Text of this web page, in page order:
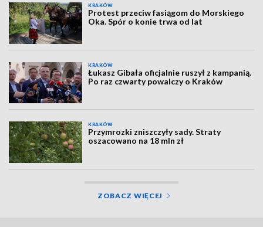
KRAKÓW
Protest przeciw fasiągom do Morskiego
Oka. Spór o konie trwa od lat
KRAKÓW
Łukasz Gibała oficjalnie ruszył z kampanią.
Po raz czwarty powalczy o Kraków
KRAKÓW
Przymrozki zniszczyły sady. Straty
oszacowano na 18 mln zł
ZOBACZ WIĘCEJ